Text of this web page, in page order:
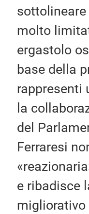
molto
ergastolo
base della
rappresenti
la
del
Ferraresi
e ribadisce